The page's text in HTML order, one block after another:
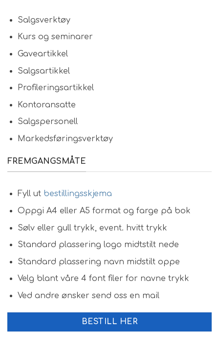
Salgsverktøy
Kurs og seminarer
Gaveartikkel
Salgsartikkel
Profileringsartikkel
Kontoransatte
Salgspersonell
Markedsføringsverktøy
FREMGANGSMÅTE
Fyll ut bestillingsskjema
Oppgi A4 eller A5 format og farge på bok
Sølv eller gull trykk, event. hvitt trykk
Standard plassering logo midtstilt nede
Standard plassering navn midstilt oppe
Velg blant våre 4 font filer for navne trykk
Ved andre ønsker send oss en mail
BESTILL HER